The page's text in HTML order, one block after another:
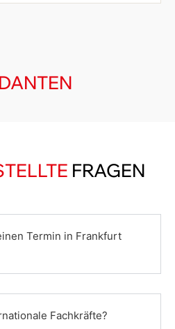
FRAGEN
Termin in Frankfurt
Fachkräfte?